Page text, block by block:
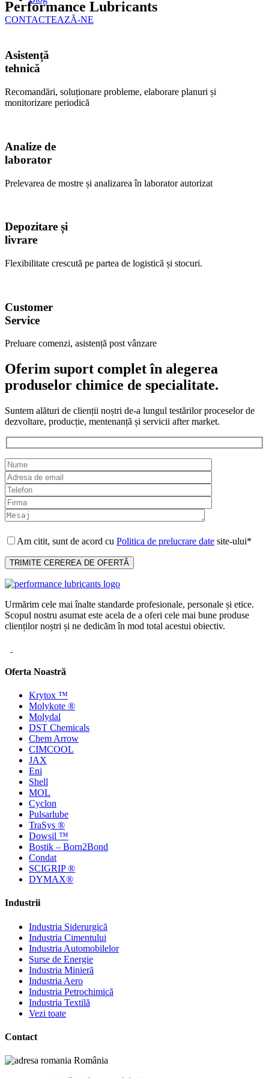
CONTACTEAZĂ-NE
Performance Lubricants
Asistență
tehnică
Recomandări, soluționare probleme, elaborare planuri și
monitorizare periodică
Analize de
laborator
Prelevarea de mostre și analizarea în laborator autorizat
Depozitare și
livrare
Flexibilitate crescută pe partea de logistică și stocuri.
Customer
Service
Preluare comenzi, asistență post vânzare
Oferim suport complet în alegerea
produselor chimice de specialitate.
Suntem alături de clienții noștri de-a lungul testărilor proceselor de
dezvoltare, producție, mentenanță și servicii after market.
Am citit, sunt de acord cu Politica de prelucrare date site-ului*
Urmărim cele mai înalte standarde profesionale, personale și etice.
Scopul nostru asumat este acela de a oferi cele mai bune produse
clienților noștri și ne dedicăm în mod total acestui obiectiv.
Oferta Noastră
Krytox ™
Molykote ®
Molydal
DST Chemicals
Chem Arrow
CIMCOOL
JAX
Eni
Shell
MOL
Cyclon
Pulsarlube
TraSys ®
Dowsil ™
Bostik – Born2Bond
Condat
SCIGRIP ®
DYMAX®
Industrii
Industria Siderurgică
Industria Cimentului
Industria Automobilelor
Surse de Energie
Industria Minieră
Industria Aero
Industria Petrochimică
Industria Textilă
Vezi toate
Contact
România